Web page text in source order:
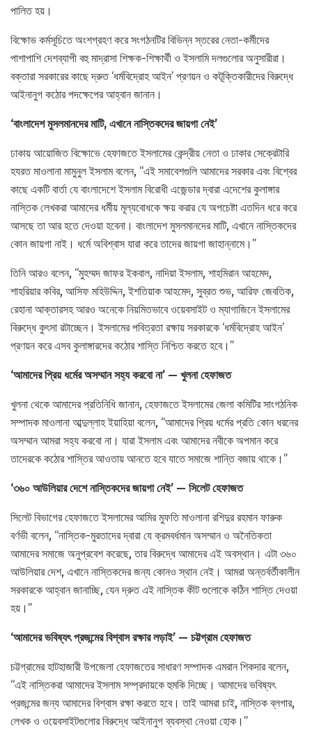
পালিত হয়।
বিক্ষোভ কর্মসূচিতে অংশগ্রহণ করে সংগঠনটির বিভিন্ন স্তরের নেতা-কর্মীদের
পাশাপাশি দেশব্যাপী বহু মাদ্রাসা শিক্ষক-শিক্ষার্থী ও ইসলামি দলগুলোর অনুসারীরা।
বক্তারা সরকারের কাছে দ্রুত ‘ধর্মবিদ্রোহ আইন’ প্রণয়ন ও কটূক্তিকারীদের বিরুদ্ধে
আইনানুগ কঠোর পদক্ষেপের আহ্বান জানান।
‘বাংলাদেশ মুসলমানদের মাটি, এখানে নাস্তিকদের জায়গা নেই’
ঢাকায় আয়োজিত বিক্ষোভে হেফাজতে ইসলামের কেন্দ্রীয় নেতা ও ঢাকার সেক্রেটারি
হযরত মাওলানা মামুনুল ইসলাম বলেন, “এই সমাবেশগুলি আমাদের সরকার এবং বিশ্বের
কাছে একটি বার্তা যে বাংলাদেশে ইসলাম বিরোধী এজেন্ডার দ্বারা এদেশের কুলাঙ্গার
নাস্তিক লেখকরা আমাদের ধর্মীয় মূল্যবোধকে ক্ষয় করার যে অপচেষ্টা এতদিন ধরে করে
আসছে তা আর হতে দেওয়া হবেনা। বাংলাদেশ মুসলমানদের মাটি, এখানে নাস্তিকদের
কোন জায়গা নাই। ধর্মে অবিশ্বাস যারা করে তাদের জায়গা জাহান্নামে।”
তিনি আরও বলেন, “মুহম্মদ জাফর ইকবাল, নাদিয়া ইসলাম, শাহমিরান আহমেদ,
শাহরিয়ার কবির, আসিফ মহিউদ্দিন, ইশতিয়াক আহমেদ, সুব্রত শুভ, আরিফ জেবতিক,
রেহানা আক্তারসহ আরও অনেকে নিয়মিতভাবে ওয়েবসাইট ও ম্যাগাজিনে ইসলামের
বিরুদ্ধে কুৎসা রটাচ্ছেন। ইসলামের পবিত্রতা রক্ষায় সরকারকে ‘ধর্মবিদ্রোহ আইন’
প্রণয়ন করে এসব কুলাঙ্গারদের কঠোর শাস্তি নিশ্চিত করতে হবে।”
‘আমাদের প্রিয় ধর্মের অসম্মান সহ্য করবো না’ — খুলনা হেফাজত
খুলনা থেকে আমাদের প্রতিনিধি জানান, হেফাজতে ইসলামের জেলা কমিটির সাংগঠনিক
সম্পাদক মাওলানা আব্দুল্লাহ ইয়াহিয়া বলেন, “আমাদের প্রিয় ধর্মের প্রতি কোন ধরনের
অসম্মান আমরা সহ্য করবো না। যারা ইসলাম এবং আমাদের নবীকে অপমান করে
তাদেরকে কঠোর শাস্তির আওতায় আনতে হবে যাতে সমাজে শান্তি বজায় থাকে।”
‘৩৬০ আউলিয়ার দেশে নাস্তিকদের জায়গা নেই’ — সিলেট হেফাজত
সিলেট বিভাগের হেফাজতে ইসলামের আমির মুফতি মাওলানা রশিদুর রহমান ফারুক
বর্ণভী বলেন, “নাস্তিক-মুরতাদের দ্বারা যে ক্রমবর্ধমান অসম্মান ও অনৈতিকতা
আমাদের সমাজে অনুপ্রবেশ করেছে, তার বিরুদ্ধে আমাদের এই অবস্থান। এটা ৩৬০
আউলিয়ার দেশ, এখানে নাস্তিকদের জন্য কোনও স্থান নেই। আমরা অন্তর্বর্তীকালীন
সরকারকে আহ্বান জানাচ্ছি, যেন দ্রুত এই নাস্তিক কীট গুলোকে কঠিন শাস্তি দেওয়া
হয়।”
‘আমাদের ভবিষ্যৎ প্রজন্মের বিশ্বাস রক্ষার লড়াই’ — চট্টগ্রাম হেফাজত
চট্টগ্রামের হাটহাজারী উপজেলা হেফাজতের সাধারণ সম্পাদক এমরান শিকদার বলেন,
“এই নাস্তিকরা আমাদের ইসলাম সম্প্রদায়কে হুমকি দিচ্ছে। আমাদের ভবিষ্যৎ
প্রজন্মের জন্য আমাদের বিশ্বাস রক্ষা করতে হবে। তাই আমরা চাই, নাস্তিক ব্লগার,
লেখক ও ওয়েবসাইটগুলোর বিরুদ্ধে আইনানুগ ব্যবস্থা নেওয়া হোক।”